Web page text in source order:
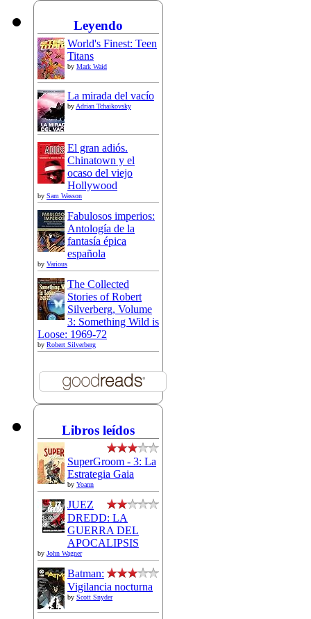
Leyendo
World's Finest: Teen
Titans
by Mark Waid
La mirada del vacío
byAdrian Tchaikovsky
El gran adiós.
Chinatown y el
ocaso del viejo
Hollywood
by Sam Wasson
Fabulosos imperios:
Antología de la
fantasía épica
española
by Various
The Collected
Stories of Robert
Silverberg, Volume
3: Something Wild is
Loose: 1969-72
by Robert Silverberg
Libros leídos
SuperGroom - 3: La
Estrategia Gaia
by Yoann
JUEZ
DREDD: LA
GUERRA DEL
APOCALIPSIS
by John Wagner
Batman:
Vigilancia nocturna
by Scott Snyder